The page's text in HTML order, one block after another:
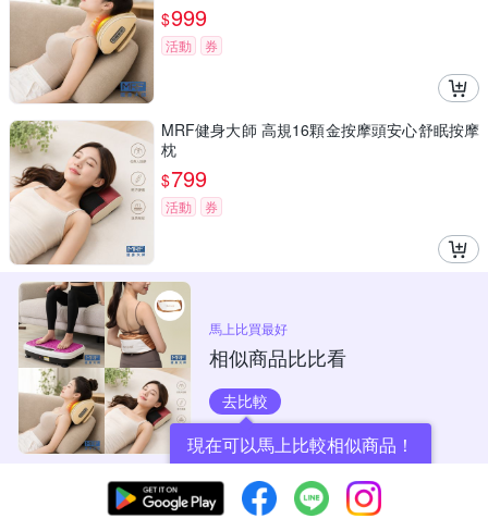
$999
活動 券
MRF健身大師 高規16顆金按摩頭安心舒眠按摩
枕
$799
活動 券
馬上比買最好
相似商品比比看
去比較
現在可以馬上比較相似商品！